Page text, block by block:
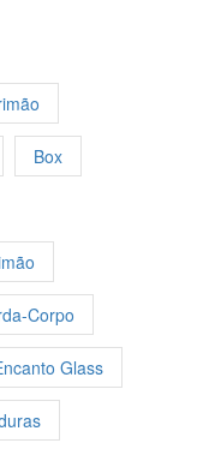
Box
Corpo
Glass